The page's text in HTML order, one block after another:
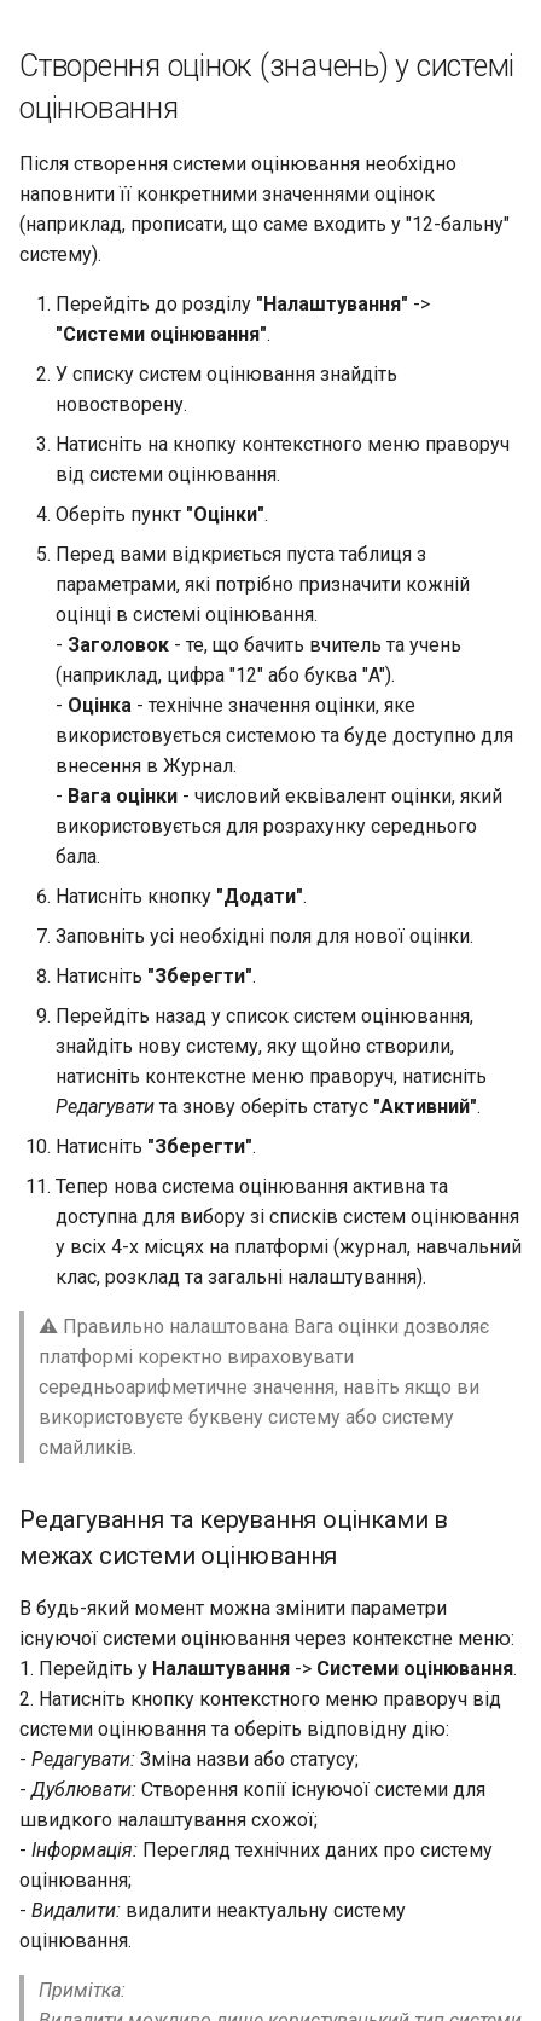
Створення оцінок (значень) у системі
оцінювання
Після створення системи оцінювання необхідно
наповнити її конкретними значеннями оцінок
(наприклад, прописати, що саме входить у "12-бальну"
систему).
Перейдіть до розділу "Налаштування" ->
"Системи оцінювання".
У списку систем оцінювання знайдіть
новостворену.
Натисніть на кнопку контекстного меню праворуч
від системи оцінювання.
Оберіть пункт "Оцінки".
Перед вами відкриється пуста таблиця з
параметрами, які потрібно призначити кожній
оцінці в системі оцінювання.
- Заголовок - те, що бачить вчитель та учень
(наприклад, цифра "12" або буква "A").
- Оцінка - технічне значення оцінки, яке
використовується системою та буде доступно для
внесення в Журнал.
- Вага оцінки - числовий еквівалент оцінки, який
використовується для розрахунку середнього
бала.
Натисніть кнопку "Додати".
Заповніть усі необхідні поля для нової оцінки.
Натисніть "Зберегти".
Перейдіть назад у список систем оцінювання,
знайдіть нову систему, яку щойно створили,
натисніть контекстне меню праворуч, натисніть
Редагувати та знову оберіть статус "Активний".
Натисніть "Зберегти".
Тепер нова система оцінювання активна та
доступна для вибору зі списків систем оцінювання
у всіх 4-х місцях на платформі (журнал, навчальний
клас, розклад та загальні налаштування).
⚠️ Правильно налаштована Вага оцінки дозволяє
платформі коректно вираховувати
середньоарифметичне значення, навіть якщо ви
використовуєте буквену систему або систему
смайликів.
Редагування та керування оцінками в
межах системи оцінювання
В будь-який момент можна змінити параметри
існуючої системи оцінювання через контекстне меню:
1. Перейдіть у Налаштування -> Системи оцінювання.
2. Натисніть кнопку контекстного меню праворуч від
системи оцінювання та оберіть відповідну дію:
- Редагувати: Зміна назви або статусу;
-Дублювати: Створення копії існуючої системи для
швидкого налаштування схожої;
- Інформація: Перегляд технічних даних про систему
оцінювання;
- Видалити: видалити неактуальну систему
оцінювання.
Примітка: